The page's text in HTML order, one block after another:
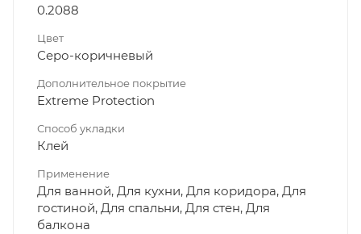
0.2088
Цвет
Серо-коричневый
Дополнительное покрытие
Extreme Protection
Способ укладки
Клей
Применение
Для ванной, Для кухни, Для коридора, Для
гостиной, Для спальни, Для стен, Для
балкона